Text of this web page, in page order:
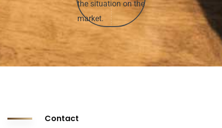
Contact